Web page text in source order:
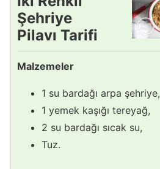
Şehriye
Pilavı Tarifi
Malzemeler
1 su bardağı arpa şehriye,
1 yemek kaşığı tereyağ,
2 su bardağı sıcak su,
Tuz.